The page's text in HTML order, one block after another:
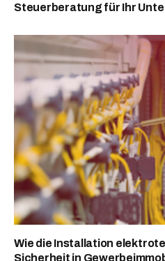
Steuerberatung für Ihr
Wie die Installation
Sicherheit in